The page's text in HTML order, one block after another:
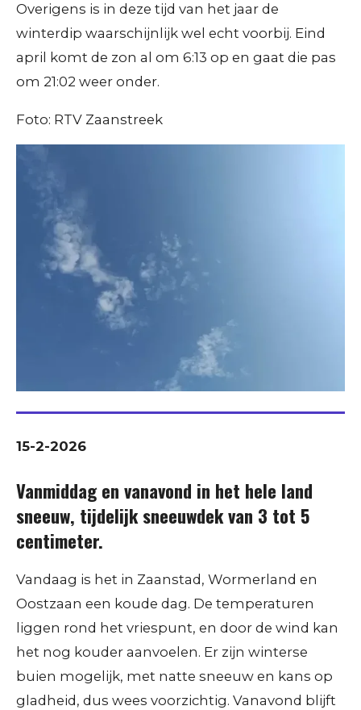
Overigens is in deze tijd van het jaar de
winterdip waarschijnlijk wel echt voorbij. Eind
april komt de zon al om 6:13 op en gaat die pas
om 21:02 weer onder.
Foto: RTV Zaanstreek
15-2-2026
Vanmiddag en vanavond in het hele land
sneeuw, tijdelijk sneeuwdek van 3 tot 5
centimeter.
Vandaag is het in Zaanstad, Wormerland en
Oostzaan een koude dag. De temperaturen
liggen rond het vriespunt, en door de wind kan
het nog kouder aanvoelen. Er zijn winterse
buien mogelijk, met natte sneeuw en kans op
gladheid, dus wees voorzichtig. Vanavond blijft